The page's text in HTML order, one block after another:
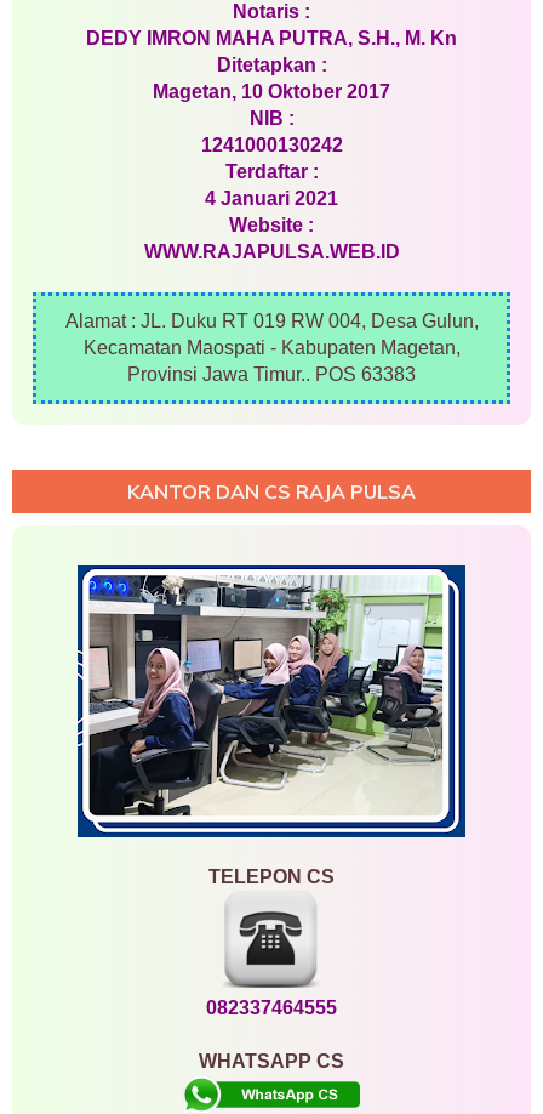
Notaris :
DEDY IMRON MAHA PUTRA, S.H., M. Kn
Ditetapkan :
Magetan, 10 Oktober 2017
NIB :
1241000130242
Terdaftar :
4 Januari 2021
Website :
WWW.RAJAPULSA.WEB.ID
Alamat : JL. Duku RT 019 RW 004, Desa Gulun,
Kecamatan Maospati - Kabupaten Magetan,
Provinsi Jawa Timur.. POS 63383
KANTOR DAN CS RAJA PULSA
TELEPON CS
082337464555
WHATSAPP CS